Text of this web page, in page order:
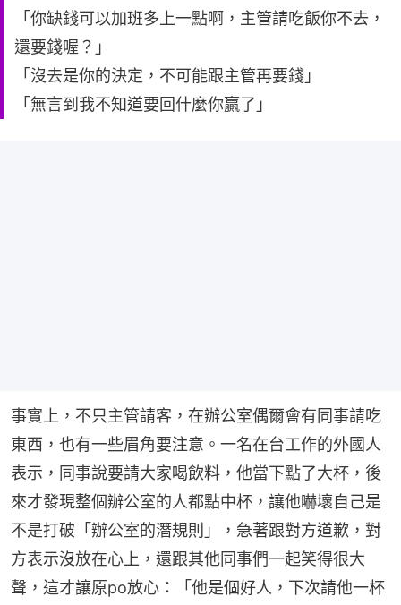
「你缺錢可以加班多上一點啊，主管請吃飯你不去，
還要錢喔？」
「沒去是你的決定，不可能跟主管再要錢」
「無言到我不知道要回什麼你贏了」
事實上，不只主管請客，在辦公室偶爾會有同事請吃
東西，也有一些眉角要注意。一名在台工作的外國人
表示，同事說要請大家喝飲料，他當下點了大杯，後
來才發現整個辦公室的人都點中杯，讓他嚇壞自己是
不是打破「辦公室的潛規則」，急著跟對方道歉，對
方表示沒放在心上，還跟其他同事們一起笑得很大
聲，這才讓原po放心：「他是個好人，下次請他一杯